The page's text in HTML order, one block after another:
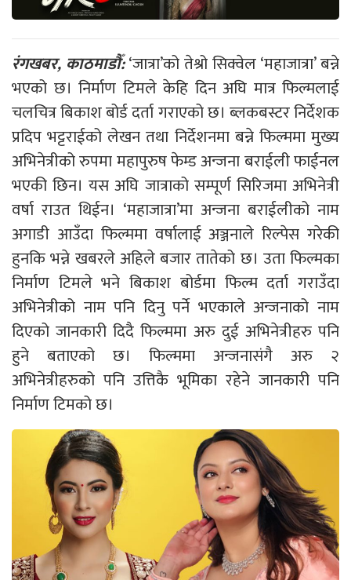
रंगखबर, काठमाडौँ:‘जात्रा’को तेश्रो सिक्वेल ‘महाजात्रा’ बन्ने
भएको छ। निर्माण टिमले केहि दिन अघि मात्र फिल्मलाई
चलचित्र बिकाश बोर्ड दर्ता गराएको छ। ब्लकबस्टर निर्देशक
प्रदिप भट्टराईको लेखन तथा निर्देशनमा बन्ने फिल्ममा मुख्य
अभिनेत्रीको रुपमा महापुरुष फेम्ड अन्जना बराईली फाईनल
भएकी छिन। यस अघि जात्राको सम्पूर्ण सिरिजमा अभिनेत्री
वर्षा राउत थिईन। ‘महाजात्रा’मा अन्जना बराईलीको नाम
अगाडी आउँदा फिल्ममा वर्षालाई अञ्जनाले रिल्पेस गरेकी
हुनकि भन्ने खबरले अहिले बजार तातेको छ। उता फिल्मका
निर्माण टिमले भने बिकाश बोर्डमा फिल्म दर्ता गराउँदा
अभिनेत्रीको नाम पनि दिनु पर्ने भएकाले अन्जनाको नाम
दिएको जानकारी दिदै फिल्ममा अरु दुई अभिनेत्रीहरु पनि
हुने बताएको छ। फिल्ममा अन्जनासंगै अरु २
अभिनेत्रीहरुको पनि उत्तिकै भूमिका रहेने जानकारी पनि
निर्माण टिमको छ।